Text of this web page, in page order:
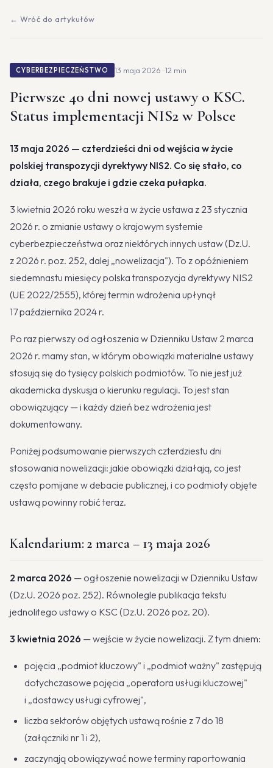
← Wróć do artykułów
CYBERBEZPIECZEŃSTWO 13 maja 2026 · 12 min
Pierwsze 40 dni nowej ustawy o KSC.
Status implementacji NIS2 w Polsce
13 maja 2026 — czterdzieści dni od wejścia w życie
polskiej transpozycji dyrektywy NIS2. Co się stało, co
działa, czego brakuje i gdzie czeka pułapka.
3 kwietnia 2026 roku weszła w życie ustawa z 23 stycznia
2026 r. o zmianie ustawy o krajowym systemie
cyberbezpieczeństwa oraz niektórych innych ustaw (Dz.U.
z 2026 r. poz. 252, dalej „nowelizacja"). To z opóźnieniem
siedemnastu miesięcy polska transpozycja dyrektywy NIS2
(UE 2022/2555), której termin wdrożenia upłynął
17 października 2024 r.
Po raz pierwszy od ogłoszenia w Dzienniku Ustaw 2 marca
2026 r. mamy stan, w którym obowiązki materialne ustawy
stosują się do tysięcy polskich podmiotów. To nie jest już
akademicka dyskusja o kierunku regulacji. To jest stan
obowiązujący — i każdy dzień bez wdrożenia jest
dokumentowany.
Poniżej podsumowanie pierwszych czterdziestu dni
stosowania nowelizacji: jakie obowiązki działają, co jest
często pomijane w debacie publicznej, i co podmioty objęte
ustawą powinny robić teraz.
Kalendarium: 2 marca – 13 maja 2026
2 marca 2026 — ogłoszenie nowelizacji w Dzienniku Ustaw
(Dz.U. 2026 poz. 252). Równolegle publikacja tekstu
jednolitego ustawy o KSC (Dz.U. 2026 poz. 20).
3 kwietnia 2026 — wejście w życie nowelizacji. Z tym dniem:
pojęcia „podmiot kluczowy" i „podmiot ważny" zastępują
dotychczasowe pojęcia „operatora usługi kluczowej"
i „dostawcy usługi cyfrowej",
liczba sektorów objętych ustawą rośnie z 7 do 18
(załączniki nr 1 i 2),
zaczynają obowiązywać nowe terminy raportowania